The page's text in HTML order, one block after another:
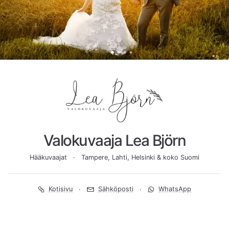
Valokuvaaja Lea Björn
Hääkuvaajat Tampere, Lahti, Helsinki & koko Suomi
Kotisivu Sähköposti WhatsApp